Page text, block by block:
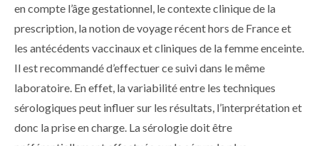
en compte l’âge gestationnel, le contexte clinique de la
prescription, la notion de voyage récent hors de France et
les antécédents vaccinaux et cliniques de la femme enceinte.
Il est recommandé d’effectuer ce suivi dans le même
laboratoire. En effet, la variabilité entre les techniques
sérologiques peut influer sur les résultats, l’interprétation et
donc la prise en charge. La sérologie doit être